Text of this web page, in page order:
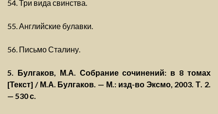
54. Три вида свинства.
55. Английские булавки.
56. Письмо Сталину.
5. Булгаков, М.А. Собрание сочинений: в 8 томах
[Текст] / М.А. Булгаков. — М.: изд-во Эксмо, 2003. Т. 2.
— 530 с.